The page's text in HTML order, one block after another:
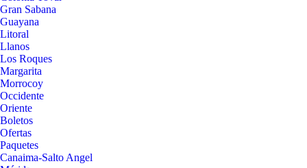
Gran Sabana
Guayana
Litoral
Llanos
Los Roques
Margarita
Morrocoy
Occidente
Oriente
Boletos
Ofertas
Paquetes
Canaima-Salto Angel